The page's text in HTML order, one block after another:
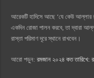
আরেকটি হাদিসে আছে ‘যে কেউ আল্লার
একদিন রোজা পালন করবে, তা দ্বারা
রাস্তা পরিমাণ দূরে স্থানে রাখবেন।
আরো পড়ুন:রমজান ২০২৪ কত তারিখে: